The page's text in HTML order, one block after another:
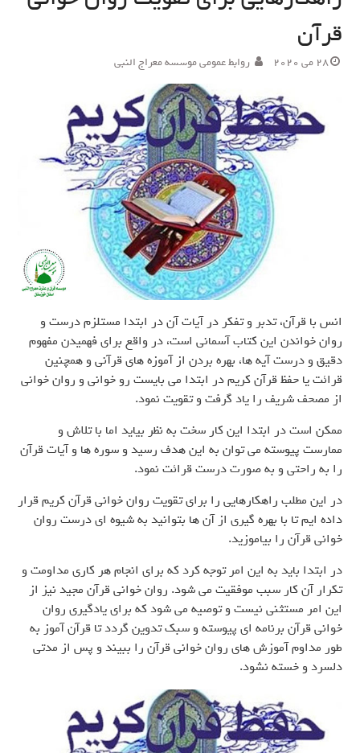
قرآن
28 می 2020 روابط عمومی موسسه معراج النبی
انس با قرآن، تدبر و تفکر در آیات آن در ابتدا مستلزم درست و
روان خواندن این کتاب آسمانی است، در واقع برای فهمیدن مفهوم
دقیق و درست آیه ها، بهره بردن از آموزه های قرآنی و همچنین
قرائت یا حفظ قرآن کریم در ابتدا می بایست رو خوانی و روان خوانی
از مصحف شریف را یاد گرفت و تقویت نمود.
ممکن است در ابتدا این کار سخت به نظر بیاید اما با تلاش و
ممارست پیوسته می توان به این هدف رسید و سوره ها و آیات قرآن
را به راحتی و به صورت درست قرائت نمود.
در این مطلب راهکارهایی را برای تقویت روان خوانی قرآن کریم قرار
داده ایم تا با بهره گیری از آن ها بتوانید به شیوه ای درست روان
خوانی قرآن را بیاموزید.
در ابتدا باید به این امر توجه کرد که برای انجام هر کاری مداومت و
تکرار آن کار سبب موفقیت می شود. روان خوانی قرآن مجید نیز از
این امر مستثنی نیست و توصیه می شود که برای یادگیری روان
خوانی قرآن برنامه ای پیوسته و سبک تدوین گردد تا قرآن آموز به
طور مداوم آموزش های روان خوانی قرآن را ببیند و پس از مدتی
دلسرد و خسته نشود.